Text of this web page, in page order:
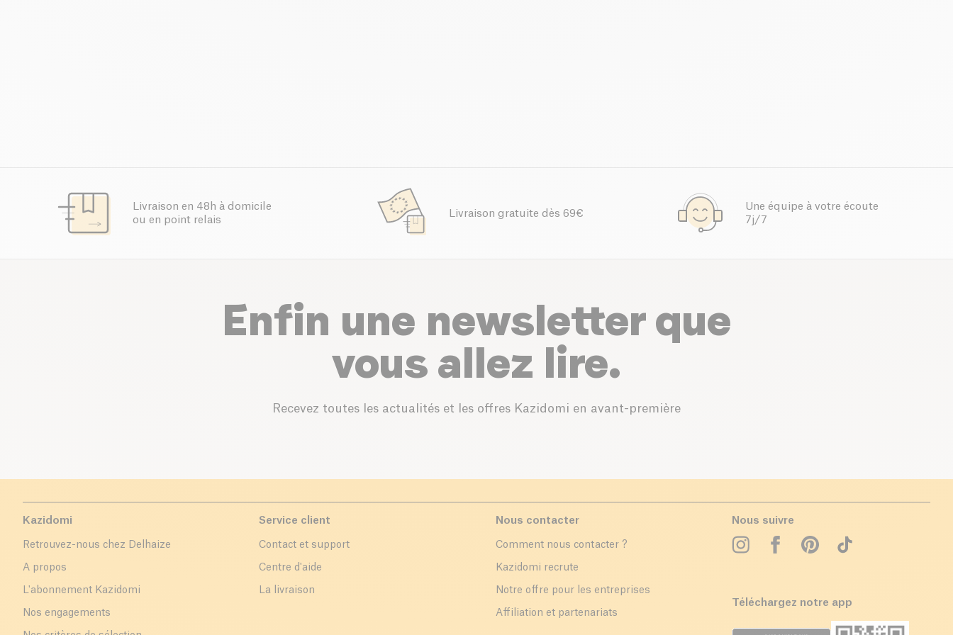
Livraison en 48h à domicile
ou en point relais
Livraison gratuite dès 69€
Une équipe à votre écoute
7j/7
Enfin une newsletter que
vous allez lire.
Recevez toutes les actualités et les offres Kazidomi en avant-première
Kazidomi
Retrouvez-nous chez Delhaize
A propos
L'abonnement Kazidomi
Nos engagements
Service client
Contact et support
Centre d'aide
La livraison
Nous contacter
Comment nous contacter ?
Kazidomi recrute
Notre offre pour les entreprises
Affiliation et partenariats
Nous suivre
Téléchargez notre app